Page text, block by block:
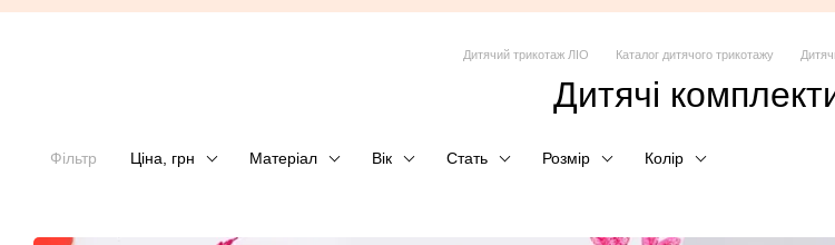
Дитячий трикотаж ЛІО Каталог дитячого трикотажу
Дитячі
Фільтр Ціна, грн Матеріал Вік Стать Розмір Колір